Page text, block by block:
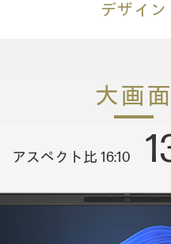
デザイン
大画面
アスペクト比 16:10